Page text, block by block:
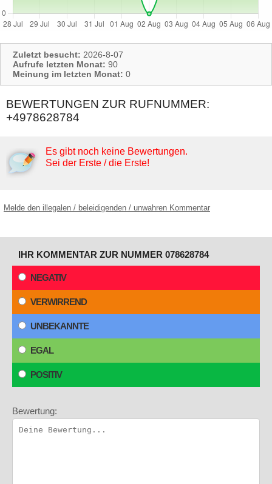
Zuletzt besucht: 2026-8-07
Aufrufe letzten Monat: 90
Meinung im letzten Monat: 0
BEWERTUNGEN ZUR RUFNUMMER:
+4978628784
Es gibt noch keine Bewertungen.
Sei der Erste / die Erste!
Melde den illegalen / beleidigenden / unwahren Kommentar
IHR KOMMENTAR ZUR NUMMER 078628784
NEGATIV
VERWIRREND
UNBEKANNTE
EGAL
POSITIV
Bewertung: